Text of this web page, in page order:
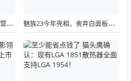
19元200G或成绝唱！三大运营商关停所有第三方渠道：被指变相涨价 魅族23今年亮相，舍弃白面板设计，白面板手机成绝版传统